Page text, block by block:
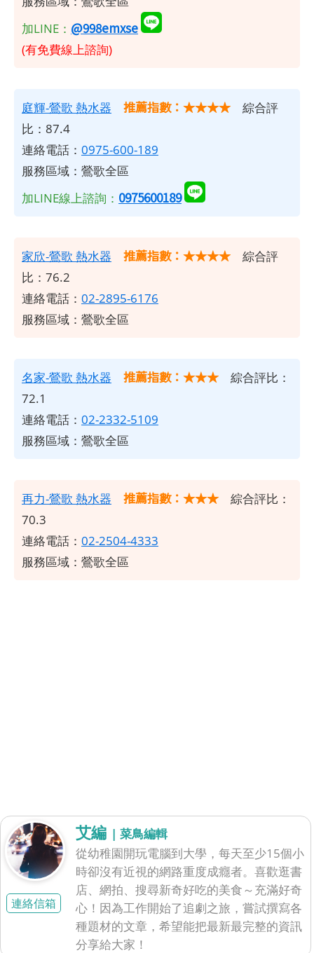
加LINE： @998emxse
(有免費線上諮詢)
庭輝-鶯歌 熱水器 推薦指數：★★★★ 綜合評
比：87.4
連絡電話： 0975-600-189
服務區域：鶯歌全區
加LINE線上諮詢： 0975600189
家欣-鶯歌 熱水器 推薦指數：★★★★ 綜合評
比：76.2
連絡電話： 02-2895-6176
服務區域：鶯歌全區
名家-鶯歌 熱水器 推薦指數：★★★ 綜合評比：
72.1
連絡電話： 02-2332-5109
服務區域：鶯歌全區
再力-鶯歌 熱水器 推薦指數：★★★ 綜合評比：
70.3
連絡電話： 02-2504-4333
服務區域：鶯歌全區
連絡信箱
艾編 | 菜鳥編輯
從幼稚園開玩電腦到大學，每天至少15個小
時卻沒有近視的網路重度成癮者。喜歡逛書
店、網拍、搜尋新奇好吃的美食～充滿好奇
心！因為工作開始了追劇之旅，嘗試撰寫各
種題材的文章，希望能把最新最完整的資訊
分享給大家！